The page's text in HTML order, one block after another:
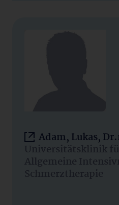
Adam, Lukas,
Universitätsklinik
Allgemeine
Schmerztherapie